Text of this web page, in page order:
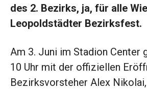
des 2. Bezirks, ja, für alle
Leopoldstädter Bezirksfest.
Am 3. Juni im Stadion Center
10 Uhr mit der offiziellen
Bezirksvorsteher Alex